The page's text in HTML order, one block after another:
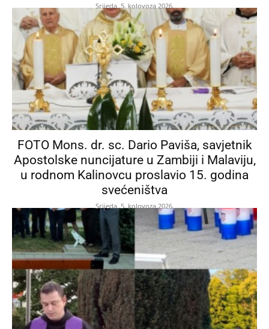
Srijeda, 5. kolovoza 2026.
FOTO Mons. dr. sc. Dario Paviša, savjetnik
Apostolske nuncijature u Zambiji i Malaviju,
u rodnom Kalinovcu proslavio 15. godina
svećeništva
Srijeda, 5. kolovoza 2026.